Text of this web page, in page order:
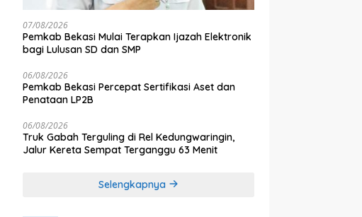
07/08/2026
Pemkab Bekasi Mulai Terapkan Ijazah Elektronik
bagi Lulusan SD dan SMP
06/08/2026
Pemkab Bekasi Percepat Sertifikasi Aset dan
Penataan LP2B
06/08/2026
Truk Gabah Terguling di Rel Kedungwaringin,
Jalur Kereta Sempat Terganggu 63 Menit
Selengkapnya